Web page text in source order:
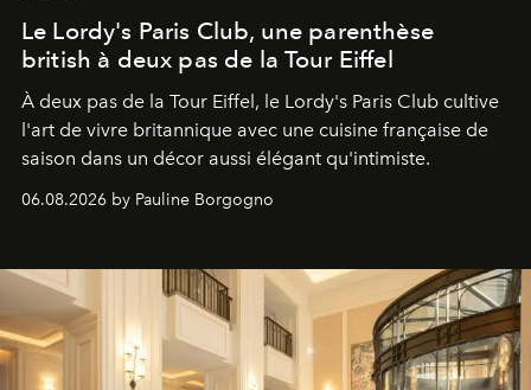
Le Lordy's Paris Club, une parenthèse
british à deux pas de la Tour Eiffel
À deux pas de la Tour Eiffel, le Lordy's Paris Club cultive
l'art de vivre britannique avec une cuisine française de
saison dans un décor aussi élégant qu'intimiste.
06.08.2026 by Pauline Borgogno